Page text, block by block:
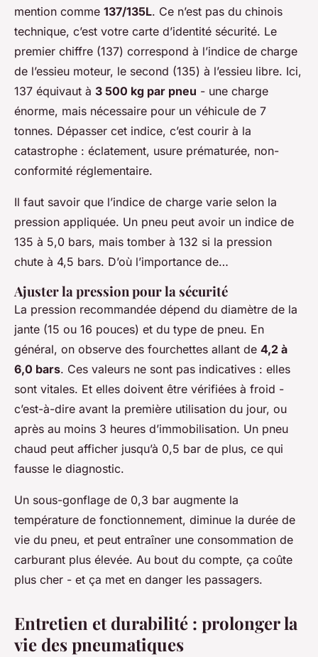
mention comme 137/135L. Ce n’est pas du chinois
technique, c’est votre carte d’identité sécurité. Le
premier chiffre (137) correspond à l’indice de charge
de l’essieu moteur, le second (135) à l’essieu libre. Ici,
137 équivaut à 3 500 kg par pneu - une charge
énorme, mais nécessaire pour un véhicule de 7
tonnes. Dépasser cet indice, c’est courir à la
catastrophe : éclatement, usure prématurée, non-
conformité réglementaire.
Il faut savoir que l’indice de charge varie selon la
pression appliquée. Un pneu peut avoir un indice de
135 à 5,0 bars, mais tomber à 132 si la pression
chute à 4,5 bars. D’où l’importance de…
Ajuster la pression pour la sécurité
La pression recommandée dépend du diamètre de la
jante (15 ou 16 pouces) et du type de pneu. En
général, on observe des fourchettes allant de 4,2 à
6,0 bars. Ces valeurs ne sont pas indicatives : elles
sont vitales. Et elles doivent être vérifiées à froid -
c’est-à-dire avant la première utilisation du jour, ou
après au moins 3 heures d’immobilisation. Un pneu
chaud peut afficher jusqu’à 0,5 bar de plus, ce qui
fausse le diagnostic.
Un sous-gonflage de 0,3 bar augmente la
température de fonctionnement, diminue la durée de
vie du pneu, et peut entraîner une consommation de
carburant plus élevée. Au bout du compte, ça coûte
plus cher - et ça met en danger les passagers.
Entretien et durabilité : prolonger la
vie des pneumatiques